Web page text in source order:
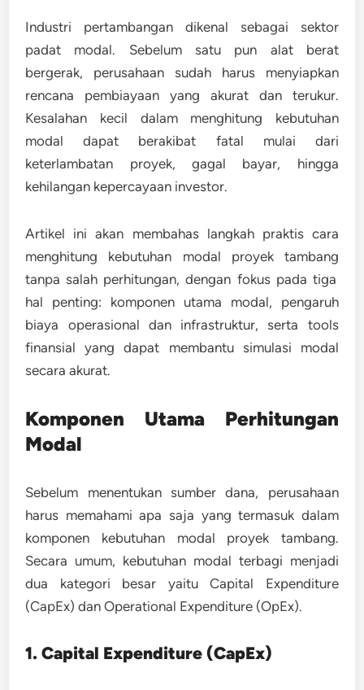
Industri pertambangan dikenal sebagai sektor
padat modal. Sebelum satu pun alat berat
bergerak, perusahaan sudah harus menyiapkan
rencana pembiayaan yang akurat dan terukur.
Kesalahan kecil dalam menghitung kebutuhan
modal dapat berakibat fatal mulai dari
keterlambatan proyek, gagal bayar, hingga
kehilangan kepercayaan investor.
Artikel ini akan membahas langkah praktis cara
menghitung kebutuhan modal proyek tambang
tanpa salah perhitungan, dengan fokus pada tiga
hal penting: komponen utama modal, pengaruh
biaya operasional dan infrastruktur, serta tools
finansial yang dapat membantu simulasi modal
secara akurat.
Komponen Utama Perhitungan
Modal
Sebelum menentukan sumber dana, perusahaan
harus memahami apa saja yang termasuk dalam
komponen kebutuhan modal proyek tambang.
Secara umum, kebutuhan modal terbagi menjadi
dua kategori besar yaituCapital Expenditure
(CapEx) danOperational Expenditure (OpEx).
1. Capital Expenditure (CapEx)